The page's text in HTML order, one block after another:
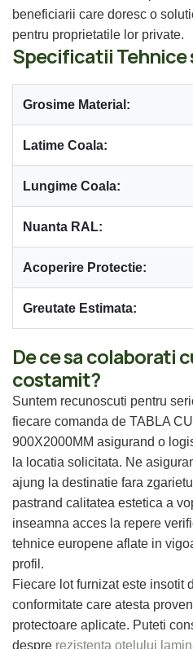
beneficiarii care doresc o
pentru proprietatile lor private.
Specificatii Tehnice
Grosime Material:
Latime Coala:
Lungime Coala:
Nuanta RAL:
Acoperire Protectie:
Greutate Estimata:
De ce sa colaborati
costamit?
Suntem recunoscuti pentru
fiecare comanda de TABLA
900X2000MM asigurand o
la locatia solicitata. Ne
ajung la destinatie fara
pastrand calitatea estetica a
inseamna acces la repere
tehnice europene aflate in
profil.
Fiecare lot furnizat este insotit
conformitate care atesta
protectoare aplicate. Puteti
despre rezistenta otelului